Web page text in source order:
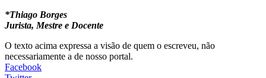
*Thiago Borges
Jurista, Mestre e Docente
O texto acima expressa a visão de quem o escreveu, não
necessariamente a de nosso portal.
Facebook